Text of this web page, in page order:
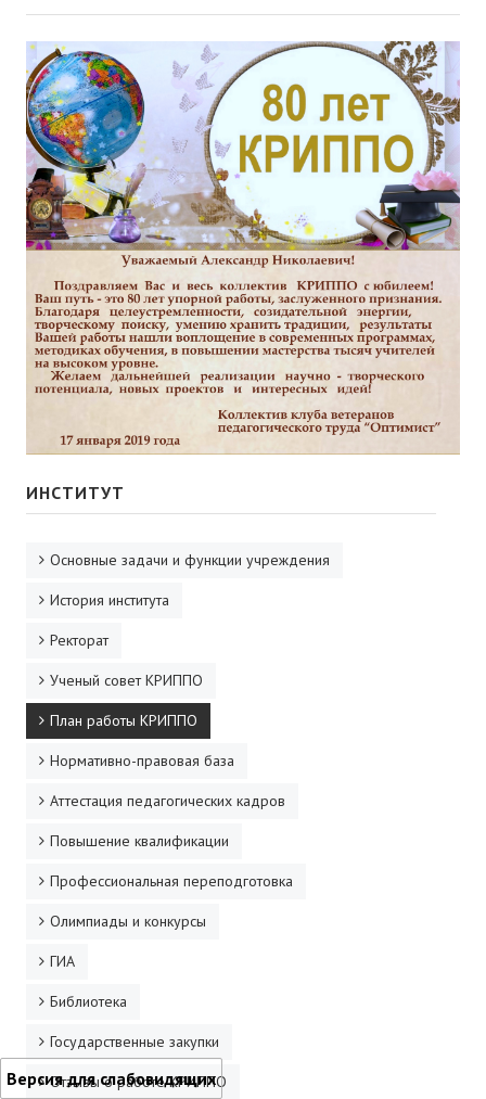
ИНСТИТУТ
Основные задачи и функции учреждения
История института
Ректорат
Ученый совет КРИППО
План работы КРИППО
Нормативно-правовая база
Аттестация педагогических кадров
Повышение квалификации
Профессиональная переподготовка
Олимпиады и конкурсы
ГИА
Библиотека
Государственные закупки
Отзывы о работе КРИППО
Версия для слабовидящих